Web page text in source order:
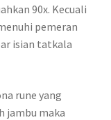
90x. Kecuali
pemeran
isian tatkala
rune yang
jambu maka